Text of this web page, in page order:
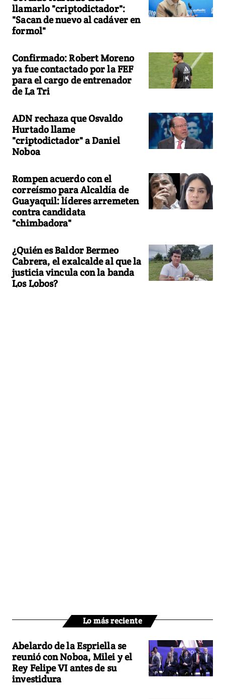
llamarlo "criptodictador":
"Sacan de nuevo al cadáver en
formol"
Confirmado: Robert Moreno
ya fue contactado por la FEF
para el cargo de entrenador
de La Tri
ADN rechaza que Osvaldo
Hurtado llame
"criptodictador" a Daniel
Noboa
Rompen acuerdo con el
correísmo para Alcaldía de
Guayaquil: líderes arremeten
contra candidata
"chimbadora"
¿Quién es Baldor Bermeo
Cabrera, el exalcalde al que la
justicia vincula con la banda
Los Lobos?
Lo más reciente
Abelardo de la Espriella se
reunió con Noboa, Milei y el
Rey Felipe VI antes de su
investidura